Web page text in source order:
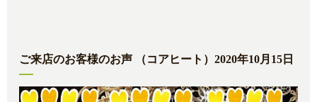
ご来店のお客様のお声 （コアヒート）2020年10月15日